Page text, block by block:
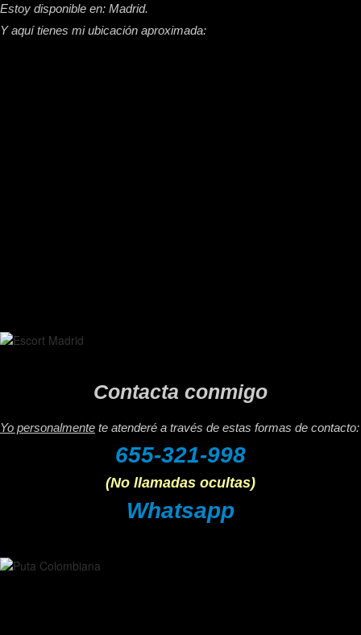
Estoy disponible en: Madrid.
Y aquí tienes mi ubicación aproximada:
Contacta conmigo
Yo personalmente te atenderé a través de estas formas de contacto:
655-321-998
(No llamadas ocultas)
Whatsapp